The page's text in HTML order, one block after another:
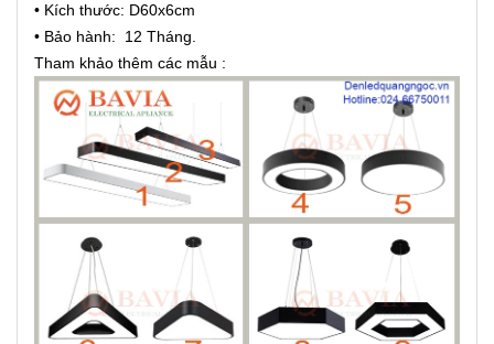
• Kích thước: D60x6cm
• Bảo hành: 12 Tháng.
Tham khảo thêm các mẫu :